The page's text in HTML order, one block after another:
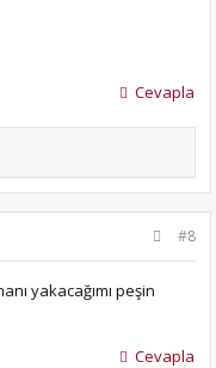
Cevapla
#8
yakacağımı peşin
Cevapla